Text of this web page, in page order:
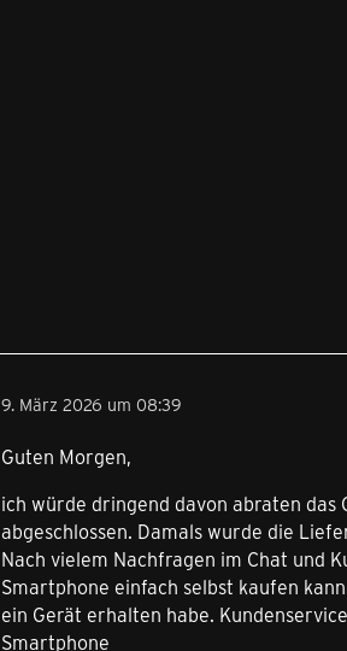
9. März 2026 um 08:39
Guten Morgen,
ich würde dringend davon abraten das
abgeschlossen. Damals wurde die
Nach vielem Nachfragen im Chat und
Smartphone einfach selbst kaufen
ein Gerät erhalten habe.
Smartphone